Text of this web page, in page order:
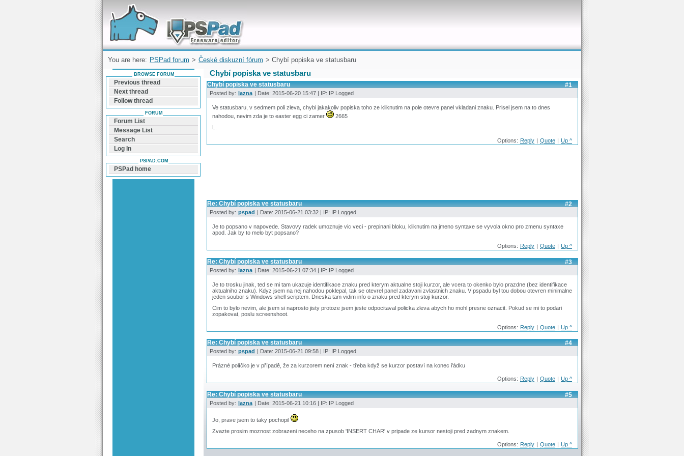
Forum can help you solve problems and quickly
find a solution with PSPad for Microsoft
Windows
You are here: PSPad forum > České diskuzní fórum > Chybí popiska ve statusbaru
Chybí popiska ve statusbaru
#1
Chybí popiska ve statusbaru
Posted by: lazna | Date: 2015-06-20 15:47 | IP: IP Logged
Ve statusbaru, v sedmem poli zleva, chybi jakakoliv popiska toho ze kliknutim na pole otevre panel vkladani znaku. Prisel jsem na to dnes
nahodou, nevim zda je to easter egg ci zamer
2665
L.
Options: Reply | Quote | Up ^
#2
Re: Chybí popiska ve statusbaru
Posted by: pspad | Date: 2015-06-21 03:32 | IP: IP Logged
Je to popsano v napovede. Stavovy radek umoznuje vic veci - prepinani bloku, kliknutim na jmeno syntaxe se vyvola okno pro zmenu syntaxe
apod. Jak by to melo byt popsano?
Options: Reply | Quote | Up ^
#3
Re: Chybí popiska ve statusbaru
Posted by: lazna | Date: 2015-06-21 07:34 | IP: IP Logged
Je to trosku jinak, ted se mi tam ukazuje identifikace znaku pred kterym aktualne stoji kurzor, ale vcera to okenko bylo prazdne (bez identifikace
aktualniho znaku). Kdyz jsem na nej nahodou poklepal, tak se otevrel panel zadavani zvlastnich znaku. V pspadu byl tou dobou otevren minimalne
jeden soubor s Windows shell scriptem. Dneska tam vidim info o znaku pred kterym stoji kurzor.
Cim to bylo nevim, ale jsem si naprosto jisty protoze jsem jeste odpocitaval policka zleva abych ho mohl presne oznacit. Pokud se mi to podari
zopakovat, poslu screenshoot.
Options: Reply | Quote | Up ^
#4
Re: Chybí popiska ve statusbaru
Posted by: pspad | Date: 2015-06-21 09:58 | IP: IP Logged
Prázné políčko je v případě, že za kurzorem není znak - třeba když se kurzor postaví na konec řádku
Options: Reply Quote Up ^
#5
Re: Chybí popiska ve statusbaru
Posted by: lazna | Date: 2015-06-21 10:16 | IP: IP Logged
Jo, prave jsem to taky pochopil
Zvazte prosim moznost zobrazeni neceho na zpusob 'INSERT CHAR' v pripade ze kursor nestoji pred zadnym znakem.
Options: Reply | Quote | Up ^
BROWSE FORUM
Previous thread
Next thread
Follow thread
FORUM
Forum List
Message List
Search
Log In
PSPAD.COM
PSPad home